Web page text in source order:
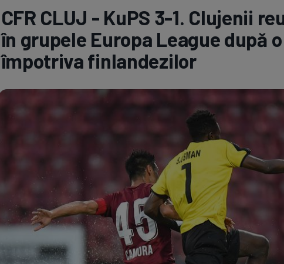
Serie A
Program TV
CFR CLUJ - KuPS 3-1. Clujenii
în grupele Europa League după
împotriva finlandezilor